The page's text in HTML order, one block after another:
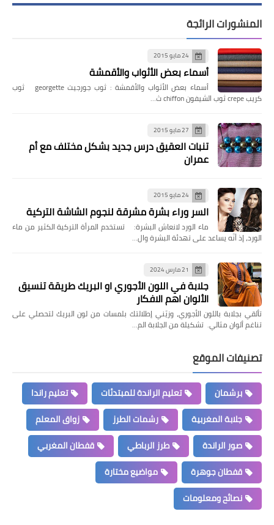
المنشورات الرائجة
24 مايو 2015
أسماء بعض الأثواب والأقمشة
أسماء بعض الأثواب والأقمشة : ثوب جورجيت georgette ثوب
كريب crepe ثوب الشيفون chiffon ث…
27 مايو 2015
تنبات العقيق درس جديد بشكل مختلف مع أم
عمران
24 مايو 2015
السر وراء بشرة مشرقة لنجوم الشاشة التركية
ماء الورد لانعاش البشرة: تستخدم المرأة التركية الكثير من ماء
الورد، إذ أنّه يساعد على تهدئة البشرة وال…
21 مارس 2024
جلابة في اللون الأجوري او البريك طريقة تنسيق
الألوان اهم الافكار
تألقي بجلابة باللون الأجوري، وزيّني إطلالتك بلمسات من لون البريك لتحصلي على
تناغم ألوان مثالي. تشكيلة من الجلابة الم…
تصنيفات الموقع
برشمان تعليم الراندة للمبتدئات
تعليم راندا
جلابة المغربية
رشمات الطرز
زواق المعلم
صور الراندة
طرز الرباطي
قفطان المغربي
قفطان جوهرة
مواضيع مختارة
نصائح ومعلومات